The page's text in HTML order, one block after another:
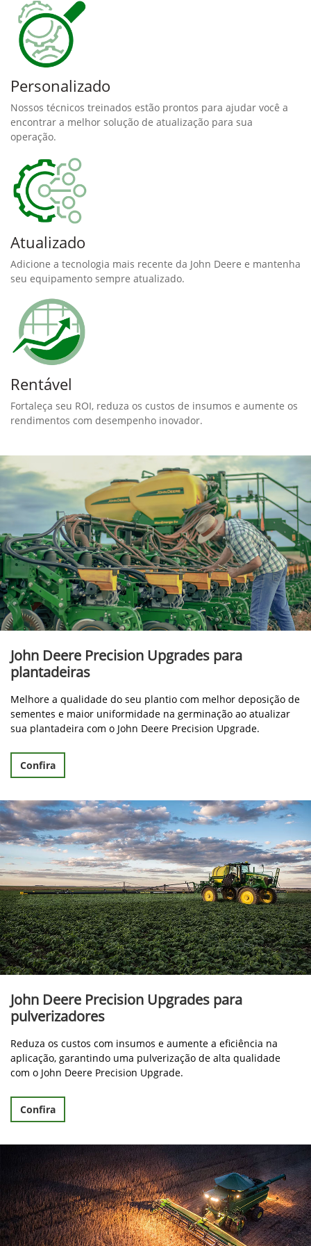
Personalizado
Nossos técnicos treinados estão prontos para ajudar você a
encontrar a melhor solução de atualização para sua
operação.
Atualizado
Adicione a tecnologia mais recente da John Deere e mantenha
seu equipamento sempre atualizado.
Rentável
Fortaleça seu ROI, reduza os custos de insumos e aumente os
rendimentos com desempenho inovador.
John Deere Precision Upgrades para
plantadeiras
Melhore a qualidade do seu plantio com melhor deposição de
sementes e maior uniformidade na germinação ao atualizar
sua plantadeira com o John Deere Precision Upgrade.
Confira
John Deere Precision Upgrades para
pulverizadores
Reduza os custos com insumos e aumente a eficiência na
aplicação, garantindo uma pulverização de alta qualidade
com o John Deere Precision Upgrade.
Confira